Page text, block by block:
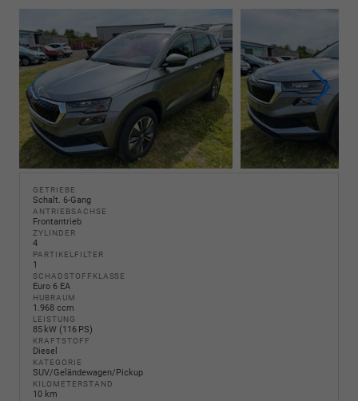
GETRIEBE
Schalt. 6-Gang
ANTRIEBSACHSE
Frontantrieb
ZYLINDER
4
PARTIKELFILTER
1
SCHADSTOFFKLASSE
Euro 6 EA
HUBRAUM
1.968 ccm
LEISTUNG
85 kW (116 PS)
KRAFTSTOFF
Diesel
KATEGORIE
SUV/Geländewagen/Pickup
KILOMETERSTAND
10 km